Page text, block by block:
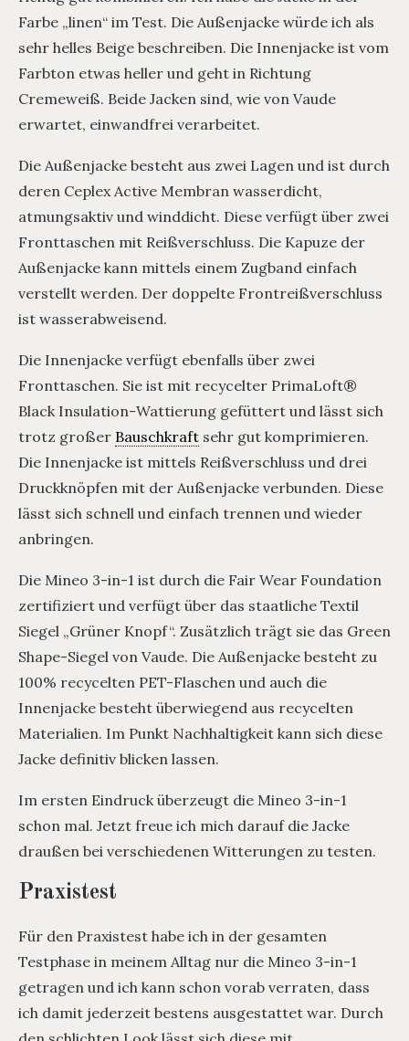
Farbe „linen“ im Test. Die Außenjacke würde ich als
sehr helles Beige beschreiben. Die Innenjacke ist vom
Farbton etwas heller und geht in Richtung
Cremeweiß. Beide Jacken sind, wie von Vaude
erwartet, einwandfrei verarbeitet.
Die Außenjacke besteht aus zwei Lagen und ist durch
deren Ceplex Active Membran wasserdicht,
atmungsaktiv und winddicht. Diese verfügt über zwei
Fronttaschen mit Reißverschluss. Die Kapuze der
Außenjacke kann mittels einem Zugband einfach
verstellt werden. Der doppelte Frontreißverschluss
ist wasserabweisend.
Die Innenjacke verfügt ebenfalls über zwei
Fronttaschen. Sie ist mit recycelter PrimaLoft®
Black Insulation-Wattierung gefüttert und lässt sich
trotz großer Bauschkraft sehr gut komprimieren.
Die Innenjacke ist mittels Reißverschluss und drei
Druckknöpfen mit der Außenjacke verbunden. Diese
lässt sich schnell und einfach trennen und wieder
anbringen.
Die Mineo 3-in-1 ist durch die Fair Wear Foundation
zertifiziert und verfügt über das staatliche Textil
Siegel „Grüner Knopf“. Zusätzlich trägt sie das Green
Shape-Siegel von Vaude. Die Außenjacke besteht zu
100% recycelten PET-Flaschen und auch die
Innenjacke besteht überwiegend aus recycelten
Materialien. Im Punkt Nachhaltigkeit kann sich diese
Jacke definitiv blicken lassen.
Im ersten Eindruck überzeugt die Mineo 3-in-1
schon mal. Jetzt freue ich mich darauf die Jacke
draußen bei verschiedenen Witterungen zu testen.
Praxistest
Für den Praxistest habe ich in der gesamten
Testphase in meinem Alltag nur die Mineo 3-in-1
getragen und ich kann schon vorab verraten, dass
ich damit jederzeit bestens ausgestattet war. Durch